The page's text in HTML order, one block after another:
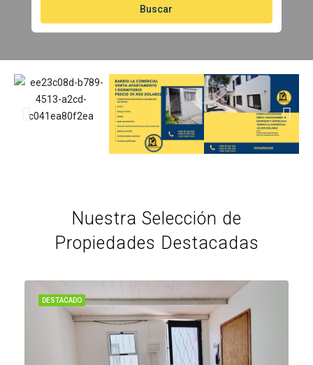
Buscar
Nuestra Selección de
Propiedades Destacadas
DESTACADO